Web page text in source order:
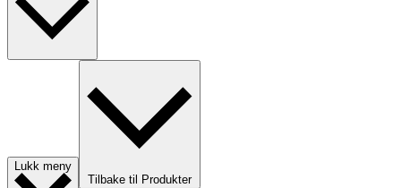
Lukk meny
Tilbake til Produkter